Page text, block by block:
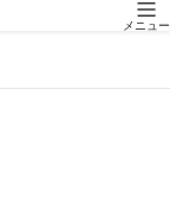
メニュー